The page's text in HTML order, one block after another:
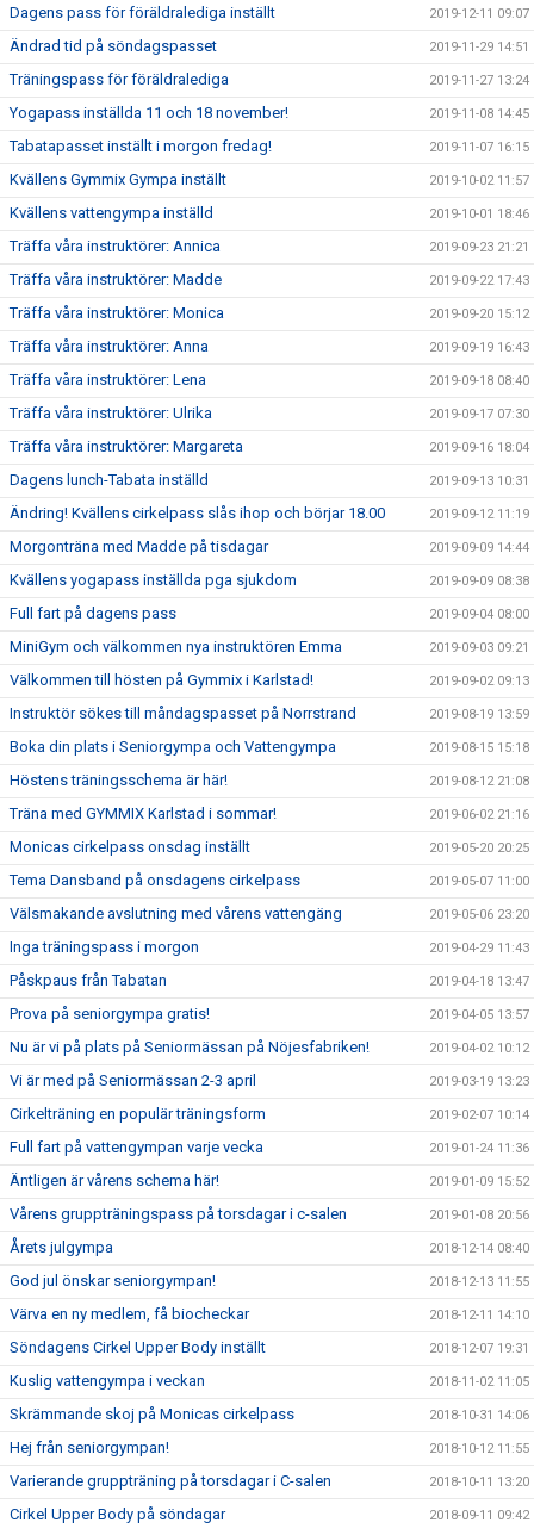
Dagens pass för föräldralediga inställt 2019-12-11 09:07
Ändrad tid på söndagspasset 2019-11-29 14:51
Träningspass för föräldralediga 2019-11-27 13:24
Yogapass inställda 11 och 18 november! 2019-11-08 14:45
Tabatapasset inställt i morgon fredag! 2019-11-07 16:15
Kvällens Gymmix Gympa inställt 2019-10-02 11:57
Kvällens vattengympa inställd 2019-10-01 18:46
Träffa våra instruktörer: Annica 2019-09-23 21:21
Träffa våra instruktörer: Madde 2019-09-22 17:43
Träffa våra instruktörer: Monica 2019-09-20 15:12
Träffa våra instruktörer: Anna 2019-09-19 16:43
Träffa våra instruktörer: Lena 2019-09-18 08:40
Träffa våra instruktörer: Ulrika 2019-09-17 07:30
Träffa våra instruktörer: Margareta 2019-09-16 18:04
Dagens lunch-Tabata inställd 2019-09-13 10:31
Ändring! Kvällens cirkelpass slås ihop och börjar 18.00 2019-09-12 11:19
Morgonträna med Madde på tisdagar 2019-09-09 14:44
Kvällens yogapass inställda pga sjukdom 2019-09-09 08:38
Full fart på dagens pass 2019-09-04 08:00
MiniGym och välkommen nya instruktören Emma 2019-09-03 09:21
Välkommen till hösten på Gymmix i Karlstad! 2019-09-02 09:13
Instruktör sökes till måndagspasset på Norrstrand 2019-08-19 13:59
Boka din plats i Seniorgympa och Vattengympa 2019-08-15 15:18
Höstens träningsschema är här! 2019-08-12 21:08
Träna med GYMMIX Karlstad i sommar! 2019-06-02 21:16
Monicas cirkelpass onsdag inställt 2019-05-20 20:25
Tema Dansband på onsdagens cirkelpass 2019-05-07 11:00
Välsmakande avslutning med vårens vattengäng 2019-05-06 23:20
Inga träningspass i morgon 2019-04-29 11:43
Påskpaus från Tabatan 2019-04-18 13:47
Prova på seniorgympa gratis! 2019-04-05 13:57
Nu är vi på plats på Seniormässan på Nöjesfabriken! 2019-04-02 10:12
Vi är med på Seniormässan 2-3 april 2019-03-19 13:23
Cirkelträning en populär träningsform 2019-02-07 10:14
Full fart på vattengympan varje vecka 2019-01-24 11:36
Äntligen är vårens schema här! 2019-01-09 15:52
Vårens gruppträningspass på torsdagar i c-salen 2019-01-08 20:56
Årets julgympa 2018-12-14 08:40
God jul önskar seniorgympan! 2018-12-13 11:55
Värva en ny medlem, få biocheckar 2018-12-11 14:10
Söndagens Cirkel Upper Body inställt 2018-12-07 19:31
Kuslig vattengympa i veckan 2018-11-02 11:05
Skrämmande skoj på Monicas cirkelpass 2018-10-31 14:06
Hej från seniorgympan! 2018-10-12 11:55
Varierande gruppträning på torsdagar i C-salen 2018-10-11 13:20
Cirkel Upper Body på söndagar 2018-09-11 09:42